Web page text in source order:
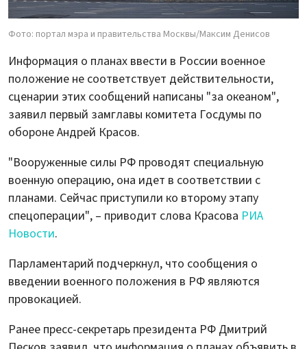
Фото: портал мэра и правительства Москвы/Максим Денисов
Информация о планах ввести в России военное
положение не соответствует действительности,
сценарии этих сообщений написаны "за океаном",
заявил первый замглавы комитета Госдумы по
обороне Андрей Красов.
"Вооруженные силы РФ проводят специальную
военную операцию, она идет в соответствии с
планами. Сейчас приступили ко второму этапу
спецоперации", – приводит слова Красова РИА
Новости.
Парламентарий подчеркнул, что сообщения о
введении военного положения в РФ являются
провокацией.
Ранее пресс-секретарь президента РФ Дмитрий